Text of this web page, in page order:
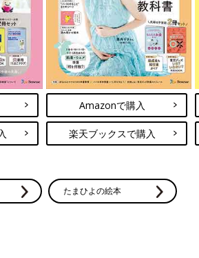
状に切って見た目を変えるのも１つの方法
たっぷり含んだ野菜というのは目からウロ
値がありそうです。（文／酒井範子）
ィメンズパーク」(2022年1月末まで)の投
。
当時の情報であり、現在と異なる場合が
Amazonで購入
楽天ブックスで購入
たまひよの絵本